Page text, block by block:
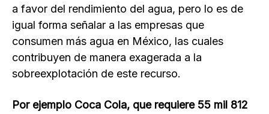
a favor del rendimiento del agua, pero lo es de
igual forma señalar a las empresas que
consumen más agua en México, las cuales
contribuyen de manera exagerada a la
sobreexplotación de este recurso.
Por ejemplo Coca Cola, que requiere 55 mil 812